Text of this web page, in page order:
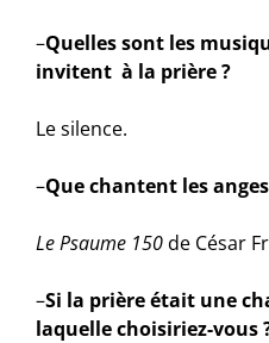
–Quelles sont les
invitent à la prière ?
Le silence.
–Que chantent les
Le Psaume 150de César
–Si la prière était une
laquelle choisiriez-vous